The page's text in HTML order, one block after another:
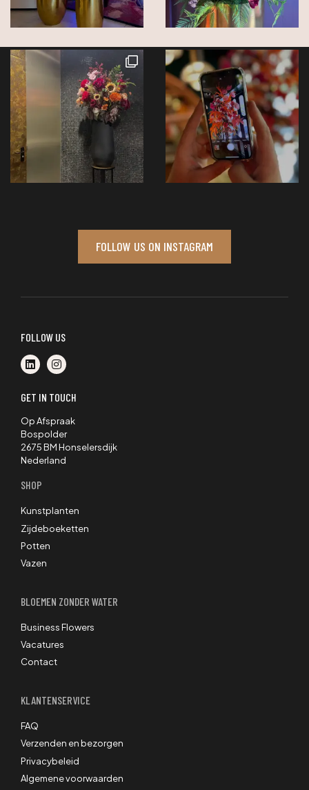
FOLLOW US ON INSTAGRAM
FOLLOW US
GET IN TOUCH
Op Afspraak
Bospolder
2675 BM Honselersdijk
Nederland
SHOP
Kunstplanten
Zijdeboeketten
Potten
Vazen
BLOEMEN ZONDER WATER
Business Flowers
Vacatures
Contact
KLANTENSERVICE
FAQ
Verzenden en bezorgen
Privacybeleid
Algemene voorwaarden